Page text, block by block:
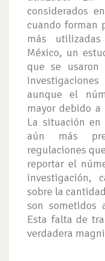
considerados
cuando forman
más
México, un
que se
aunque el
mayor debido
La situación
aún más
regulaciones
reportar el
investigación,
sobre la
son sometidos
Esta falta de
verdadera